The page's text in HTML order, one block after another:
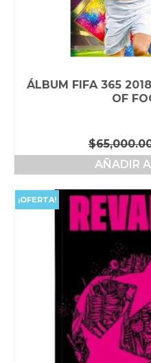
ÁLBUM FIFA 365
OF
$
AÑADIR
¡OFERTA!